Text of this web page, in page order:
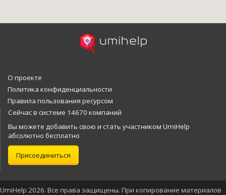
О проекте
Политика конфиденциальности
Правила пользования ресурсом
Сейчас в системе 14670 компаний
Вы можете добавить свою и стать участником UmiHelp
абсолютно бесплатно
Присоединиться
UmiHelp 2026. Все права защищены. При копирование материалов